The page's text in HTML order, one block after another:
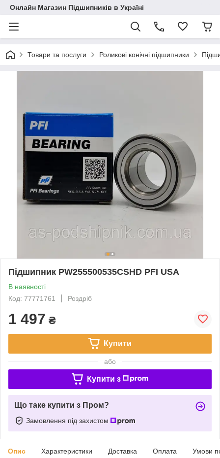
Онлайн Магазин Підшипників в Україні
Товари та послуги Роликові конічні підшипники
Підшипник PW255500535CSHD PFI USA
В наявності
Код: 77771761
Роздріб
1 497 ₴
Купити
або
Купити з
Що таке купити з Пром?
Замовлення під захистом
Опис Характеристики Доставка Оплата Умови